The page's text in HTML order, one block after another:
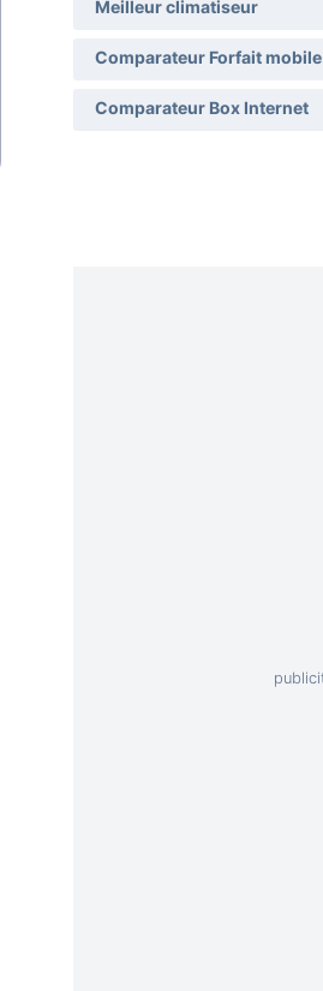
Meilleur climatiseur
Comparateur Forfait mobile
Comparateur Box Internet